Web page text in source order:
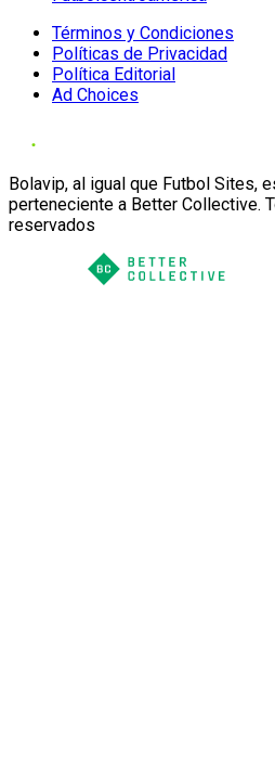
Términos y Condiciones
Políticas de Privacidad
Política Editorial
Ad Choices
Bolavip, al igual que Futbol Sites,
perteneciente a Better Collective.
reservados